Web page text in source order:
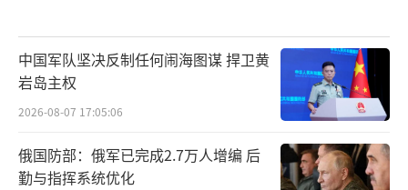
中国军队坚决反制任何闹海图谋 捍卫黄
岩岛主权
2026-08-07 17:05:06
俄国防部：俄军已完成2.7万人增编 后
勤与指挥系统优化